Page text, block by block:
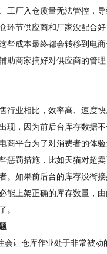
工厂入仓质量无法管控，
环节供应商和厂家没配合
些成本最终都会转移到电
助商家搞好对供应商的管
行业相比，效率高、速度
现，因为前后台库存数据
商平台为了对消费者的体
惩罚措施，比如天猫对超
。如果前后台的库存没衔
能上架正确的库存数量，
。
会让仓库作业处于非常被